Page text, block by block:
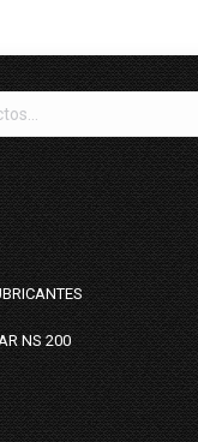
NS 200